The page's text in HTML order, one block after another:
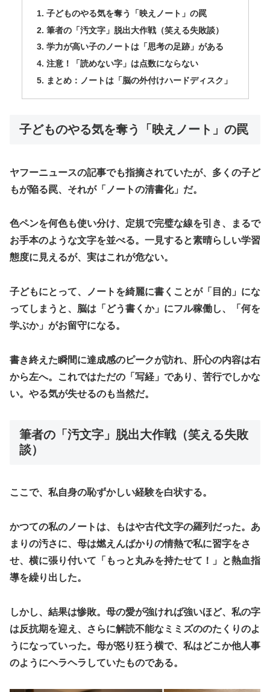
​子どものやる気を奪う「映えノート」の罠
​筆者の「汚文字」脱出大作戦（笑える失敗談）
​学力が高い子のノートは「思考の足跡」がある
​注意！「読めない字」は点数にならない
​まとめ：ノートは「脳の外付けハードディスク」
​子どものやる気を奪う「映えノート」の罠
​ヤフーニュースの記事でも指摘されていたが、多くの子ど
もが陥る罠、それが「ノートの清書化」だ。
​色ペンを何色も使い分け、定規で完璧な線を引き、まるで
お手本のような文字を並べる。一見すると素晴らしい学習
態度に見えるが、実はこれが危ない。
​子どもにとって、ノートを綺麗に書くことが「目的」にな
ってしまうと、脳は「どう書くか」にフル稼働し、「何を
学ぶか」がお留守になる。
書き終えた瞬間に達成感のピークが訪れ、肝心の内容は右
から左へ。これではただの「写経」であり、苦行でしかな
い。やる気が失せるのも当然だ。
​筆者の「汚文字」脱出大作戦（笑える失敗
談）
​ここで、私自身の恥ずかしい経験を白状する。
かつての私のノートは、もはや古代文字の羅列だった。あ
まりの汚さに、母は燃えんばかりの情熱で私に習字をさ
せ、横に張り付いて「もっと丸みを持たせて！」と熱血指
導を繰り出した。
​しかし、結果は惨敗。母の愛が強ければ強いほど、私の字
は反抗期を迎え、さらに解読不能なミミズののたくりのよ
うになっていった。母が怒り狂う横で、私はどこか他人事
のようにヘラヘラしていたものである。